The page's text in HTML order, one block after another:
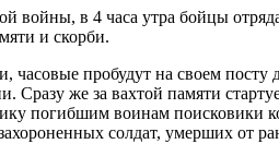
войны, в 4 часа утра бойцы
и скорби.
пробудут на своем посту
же за вахтой памяти
погибшим воинам поисковики
солдат, умерших от